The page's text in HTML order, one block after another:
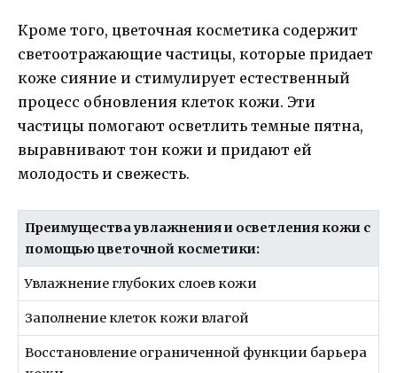
Кроме того, цветочная косметика содержит
светоотражающие частицы, которые придает
коже сияние и стимулирует естественный
процесс обновления клеток кожи. Эти
частицы помогают осветлить темные пятна,
выравнивают тон кожи и придают ей
молодость и свежесть.
Преимущества увлажнения и осветления кожи с
помощью цветочной косметики:
Увлажнение глубоких слоев кожи
Заполнение клеток кожи влагой
Восстановление ограниченной функции барьера